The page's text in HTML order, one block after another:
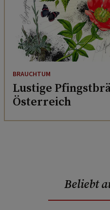
BRAUCHTUM
Lustige
Österreich
Beliebt